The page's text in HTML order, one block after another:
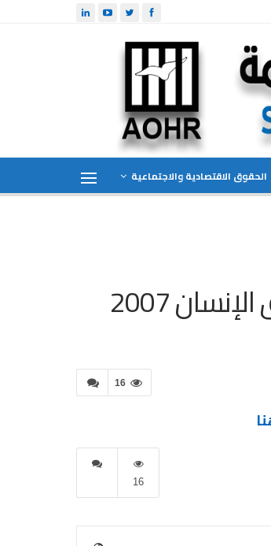
الحقوق الاقتصادية والاجتماعية
2007
16
16